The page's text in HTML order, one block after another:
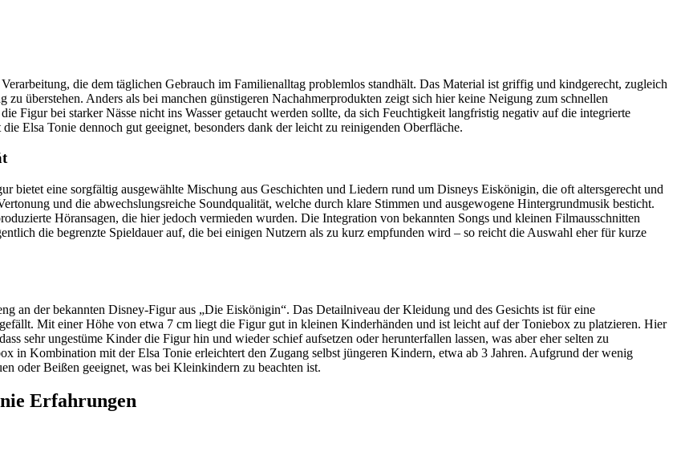
die dem täglichen Gebrauch im Familienalltag problemlos standhält. Das Material ist griffig und kindgerecht, zugleich
überstehen. Anders als bei manchen günstigeren Nachahmerprodukten zeigt sich hier keine Neigung zum schnellen
Figur bei starker Nässe nicht ins Wasser getaucht werden sollte, da sich Feuchtigkeit langfristig negativ auf die integrierte
Elsa Tonie dennoch gut geeignet, besonders dank der leicht zu reinigenden Oberfläche.
bietet eine sorgfältig ausgewählte Mischung aus Geschichten und Liedern rund um Disneys Eiskönigin, die oft altersgerecht und
und die abwechslungsreiche Soundqualität, welche durch klare Stimmen und ausgewogene Hintergrundmusik besticht.
Höransagen, die hier jedoch vermieden wurden. Die Integration von bekannten Songs und kleinen Filmausschnitten
die begrenzte Spieldauer auf, die bei einigen Nutzern als zu kurz empfunden wird – so reicht die Auswahl eher für kurze
an der bekannten Disney-Figur aus „Die Eiskönigin“. Das Detailniveau der Kleidung und des Gesichts ist für eine
Mit einer Höhe von etwa 7 cm liegt die Figur gut in kleinen Kinderhänden und ist leicht auf der Toniebox zu platzieren. Hier
sehr ungestüme Kinder die Figur hin und wieder schief aufsetzen oder herunterfallen lassen, was aber eher selten zu
in Kombination mit der Elsa Tonie erleichtert den Zugang selbst jüngeren Kindern, etwa ab 3 Jahren. Aufgrund der wenig
oder Beißen geeignet, was bei Kleinkindern zu beachten ist.
Erfahrungen